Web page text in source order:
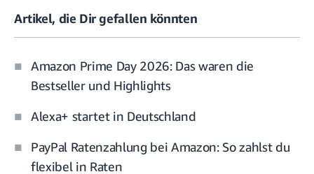
Artikel, die Dir gefallen könnten
Amazon Prime Day 2026: Das waren die
Bestseller und Highlights
Alexa+ startet in Deutschland
PayPal Ratenzahlung bei Amazon: So zahlst du
flexibel in Raten